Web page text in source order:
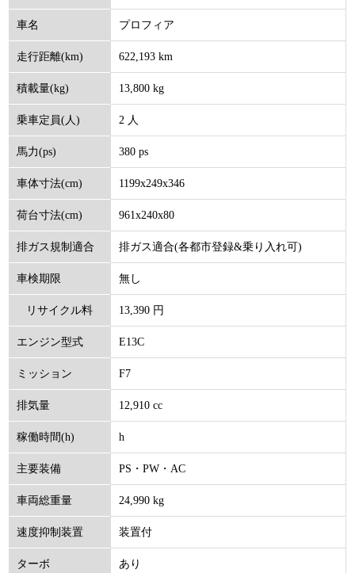
車名 プロフィア
走行距離(km) 622,193 km
積載量(kg) 13,800 kg
乗車定員(人) 2 人
馬力(ps) 380 ps
車体寸法(cm) 1199x249x346
荷台寸法(cm) 961x240x80
排ガス規制適合 排ガス適合(各都市登録&乗り入れ可)
車検期限 無し
リサイクル料
(円)
13,390 円
エンジン型式 E13C
ミッション F7
排気量 12,910 cc
稼働時間(h) h
主要装備 PS・PW・AC
車両総重量 24,990 kg
速度抑制装置 装置付
ターボ あり